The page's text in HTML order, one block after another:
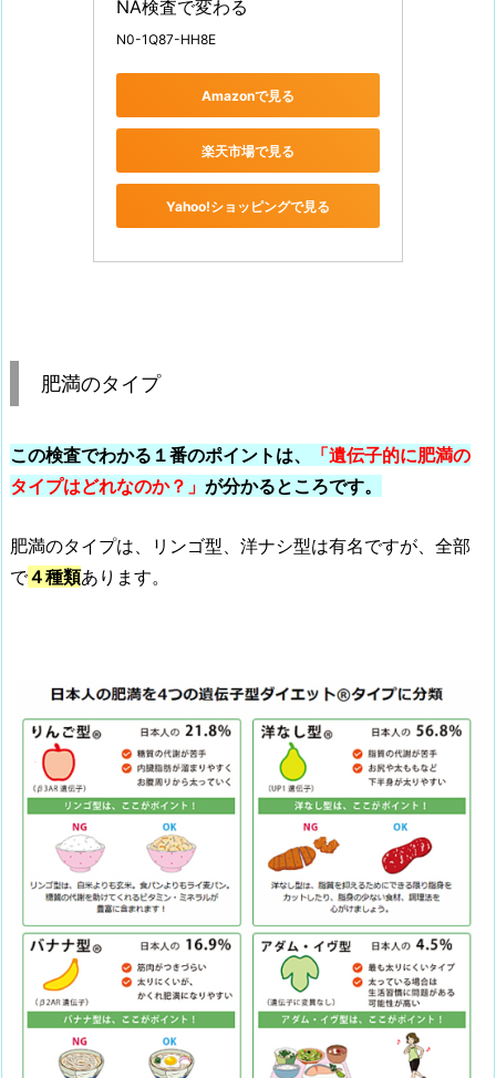
NA検査で変わる
N0-1Q87-HH8E
Amazonで見る
楽天市場で見る
Yahoo!ショッピングで見る
肥満のタイプ
この検査でわかる１番のポイントは、
「遺伝子的に肥満の
タイプはどれなのか？」 が分かるところです。
肥満のタイプは、リンゴ型、洋ナシ型は有名ですが、全部
で４種類あります。